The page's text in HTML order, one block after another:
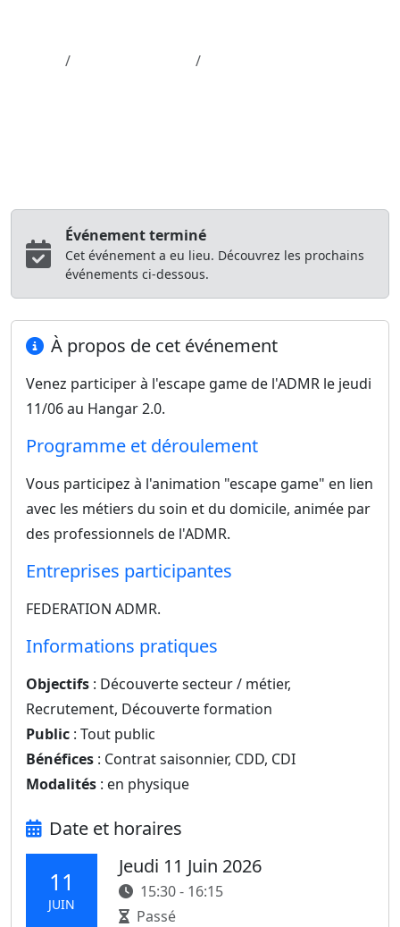
Événement terminé
Cet événement a eu lieu. Découvrez les prochains
événements ci-dessous.
À propos de cet événement
Venez participer à l'escape game de l'ADMR le jeudi
11/06 au Hangar 2.0.
Programme et déroulement
Vous participez à l'animation "escape game" en lien
avec les métiers du soin et du domicile, animée par
des professionnels de l'ADMR.
Entreprises participantes
FEDERATION ADMR.
Informations pratiques
Objectifs : Découverte secteur / métier,
Recrutement, Découverte formation
Public : Tout public
Bénéfices : Contrat saisonnier, CDD, CDI
Modalités : en physique
Date et horaires
11
JUIN
Jeudi 11 Juin 2026
15:30 - 16:15
Passé